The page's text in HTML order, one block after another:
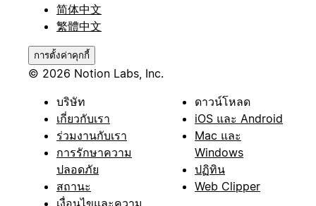
简体中文
繁體中文
การตั้งค่าคุกกี้
© 2026 Notion Labs, Inc.
บริษัท
เกี่ยวกับเรา
ร่วมงานกับเรา
การรักษาความ
ปลอดภัย
สถานะ
เงื่อนไขและความ
ดาวน์โหลด
iOS และ Android
Mac และ
Windows
ปฏิทิน
Web Clipper